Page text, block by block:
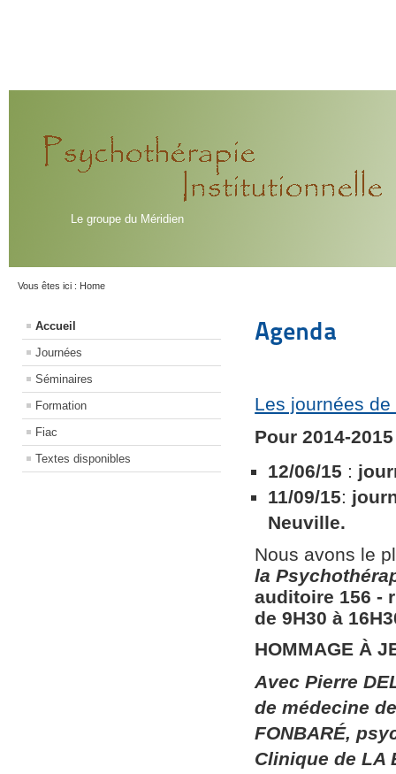
Le groupe du Méridien
Vous êtes ici : Home
Accueil
Journées
Séminaires
Formation
Fiac
Textes disponibles
Agenda
Les journées
Pour 2014-
12/06/15 :
11/09/15:
Neuville.
Nous avons le
la
auditoire 156​ ​-
de 9H30 à
HOMMAGE À
Avec Pierre
de médecine
FONBARÉ,
Clinique de LA